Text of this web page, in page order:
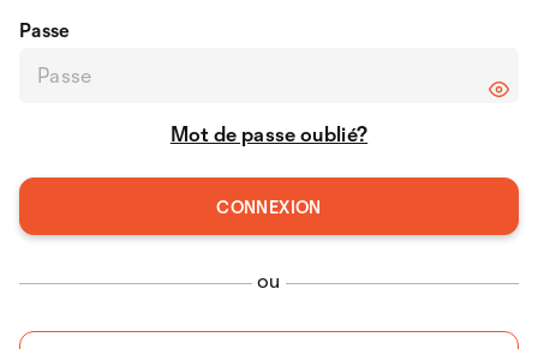
Passe
Mot de passe oublié?
ou